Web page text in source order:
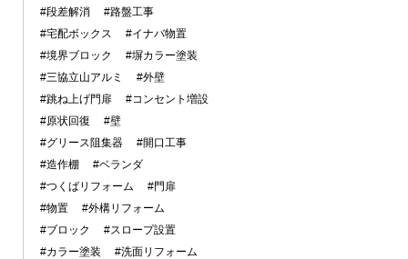
#段差解消
#路盤工事
#宅配ボックス
#イナバ物置
#境界ブロック
#塀カラー塗装
#三協立山アルミ
#外壁
#跳ね上げ門扉
#コンセント増設
#原状回復
#壁
#グリース阻集器
#開口工事
#造作棚
#ベランダ
#つくばリフォーム
#門扉
#物置
#外構リフォーム
#ブロック
#スロープ設置
#カラー塗装
#洗面リフォーム